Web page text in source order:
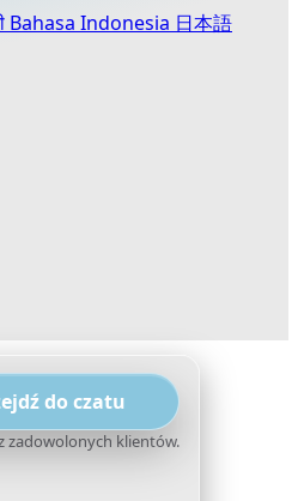
Bahasa Indonesia 日本語
do czatu
zadowolonych klientów.